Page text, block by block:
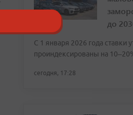
до
С 1 января 2026 года ставки
проиндексированы на
сегодня, 17:28